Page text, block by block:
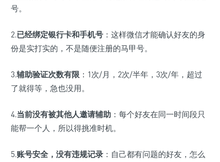
号。
2.已经绑定银行卡和手机号 ：这样微信才能确认好友的身
份是实打实的，不是随便注册的马甲号。
3.辅助验证次数有限 ：1次/月，2次/半年，3次/年，超过
了就得等，急也没用。
4.当前没有被其他人邀请辅助 ：每个好友在同一时间段只
能帮一个人，所以得挑准时机。
5.账号安全，没有违规记录 ：自己都有问题的好友，怎么